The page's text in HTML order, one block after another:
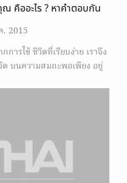
คืออะไร ? หาคำตอบกัน
2015
ารใช้ ชีวิตที่เรียบง่าย เราจึง
บนความสมถะพอเพียง อยู่